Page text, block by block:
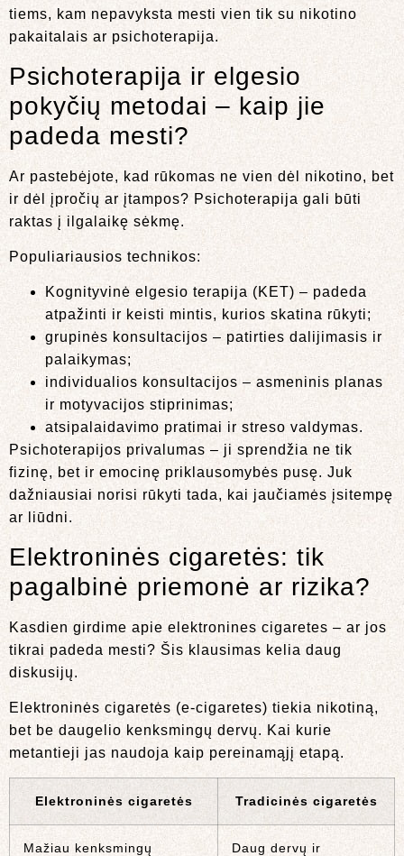
tiems, kam nepavyksta mesti vien tik su nikotino
pakaitalais ar psichoterapija.
Psichoterapija ir elgesio
pokyčių metodai – kaip jie
padeda mesti?
Ar pastebėjote, kad rūkomas ne vien dėl nikotino, bet
ir dėl įpročių ar įtampos? Psichoterapija gali būti
raktas į ilgalaikę sėkmę.
Populiariausios technikos:
Kognityvinė elgesio terapija (KET) – padeda
atpažinti ir keisti mintis, kurios skatina rūkyti;
grupinės konsultacijos – patirties dalijimasis ir
palaikymas;
individualios konsultacijos – asmeninis planas
ir motyvacijos stiprinimas;
atsipalaidavimo pratimai ir streso valdymas.
Psichoterapijos privalumas – ji sprendžia ne tik
fizinę, bet ir emocinę priklausomybės pusę. Juk
dažniausiai norisi rūkyti tada, kai jaučiamės įsitempę
ar liūdni.
Elektroninės cigaretės: tik
pagalbinė priemonė ar rizika?
Kasdien girdime apie elektronines cigaretes – ar jos
tikrai padeda mesti? Šis klausimas kelia daug
diskusijų.
Elektroninės cigaretės (e-cigaretes) tiekia nikotiną,
bet be daugelio kenksmingų dervų. Kai kurie
metantieji jas naudoja kaip pereinamąjį etapą.
Elektroninės cigaretės Tradicinės cigaretės
Mažiau kenksmingų
Daug dervų ir